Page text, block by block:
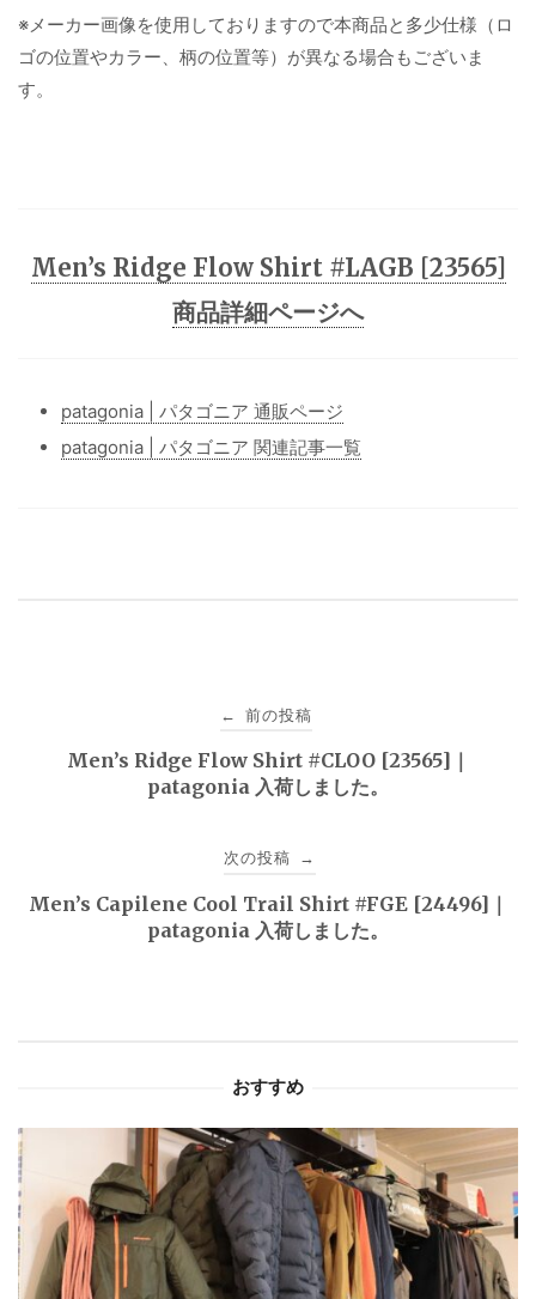
※メーカー画像を使用しておりますので本商品と多少仕様（ロ
ゴの位置やカラー、柄の位置等）が異なる場合もございま
す。
Men’s Ridge Flow Shirt #LAGB [23565]
商品詳細ページへ
patagonia | パタゴニア 通販ページ
patagonia | パタゴニア 関連記事一覧
ゲ
← 前の投稿
Men’s Ridge Flow Shirt #CLOO [23565]｜
patagonia 入荷しました。
次の投稿 →
Men’s Capilene Cool Trail Shirt #FGE [24496]｜
patagonia 入荷しました。
おすすめ